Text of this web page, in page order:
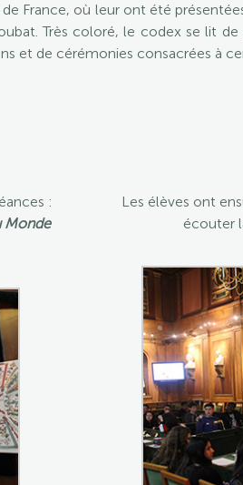
France, où leur ont été
Très coloré, le codex se lit
et de cérémonies consacrées à
:
Monde
Les élèves ont
écouter